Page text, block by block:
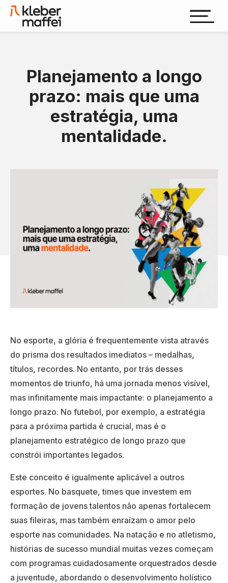
Planejamento a longo
prazo: mais que uma
estratégia, uma
mentalidade.
No esporte, a glória é frequentemente vista através
do prisma dos resultados imediatos – medalhas,
títulos, recordes. No entanto, por trás desses
momentos de triunfo, há uma jornada menos visível,
mas infinitamente mais impactante: o planejamento a
longo prazo. No futebol, por exemplo, a estratégia
para a próxima partida é crucial, mas é o
planejamento estratégico de longo prazo que
constrói importantes legados.
Este conceito é igualmente aplicável a outros
esportes. No basquete, times que investem em
formação de jovens talentos não apenas fortalecem
suas fileiras, mas também enraízam o amor pelo
esporte nas comunidades. Na natação e no atletismo,
histórias de sucesso mundial muitas vezes começam
com programas cuidadosamente orquestrados desde
a juventude, abordando o desenvolvimento holístico